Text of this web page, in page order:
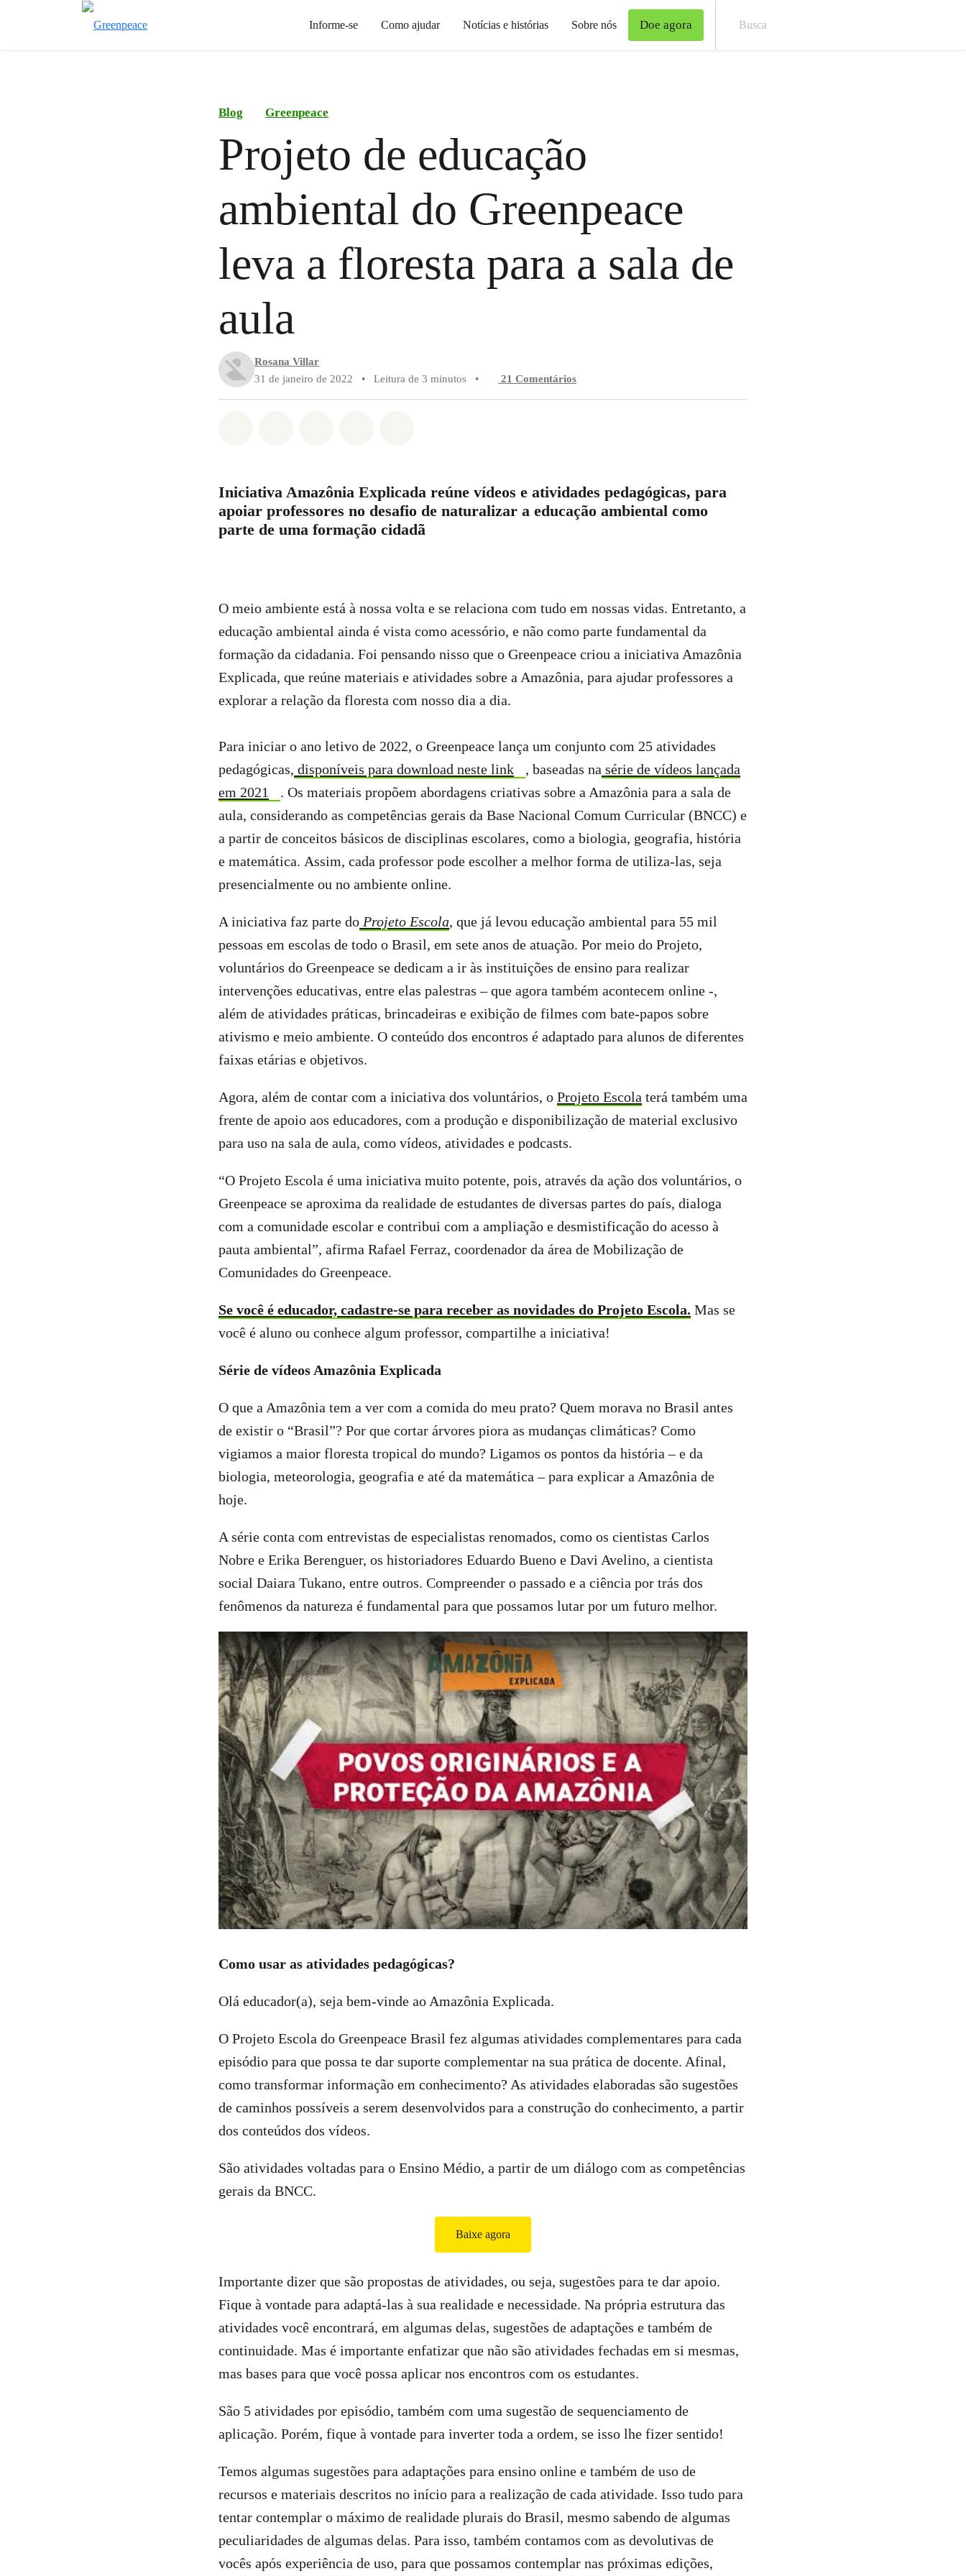
Informe-se Como ajudar Notícias e histórias Sobre nós Doe agora
Blog Greenpeace
Projeto de educação
ambiental do Greenpeace
leva a floresta para a sala de
aula
Rosana Villar
31 de janeiro de 2022
• Leitura de 3 minutos • 21 Comentários
Iniciativa Amazônia Explicada reúne vídeos e atividades pedagógicas, para
apoiar professores no desafio de naturalizar a educação ambiental como
parte de uma formação cidadã
O meio ambiente está à nossa volta e se relaciona com tudo em nossas vidas. Entretanto, a
educação ambiental ainda é vista como acessório, e não como parte fundamental da
formação da cidadania. Foi pensando nisso que o Greenpeace criou a iniciativa Amazônia
Explicada, que reúne materiais e atividades sobre a Amazônia, para ajudar professores a
explorar a relação da floresta com nosso dia a dia.
Para iniciar o ano letivo de 2022, o Greenpeace lança um conjunto com 25 atividades
pedagógicas, disponíveis para download neste link , baseadas na série de vídeos lançada
em 2021
. Os materiais propõem abordagens criativas sobre a Amazônia para a sala de
aula, considerando as competências gerais da Base Nacional Comum Curricular (BNCC) e
a partir de conceitos básicos de disciplinas escolares, como a biologia, geografia, história
e matemática. Assim, cada professor pode escolher a melhor forma de utiliza-las, seja
presencialmente ou no ambiente online.
A iniciativa faz parte do Projeto Escola, que já levou educação ambiental para 55 mil
pessoas em escolas de todo o Brasil, em sete anos de atuação. Por meio do Projeto,
voluntários do Greenpeace se dedicam a ir às instituições de ensino para realizar
intervenções educativas, entre elas palestras – que agora também acontecem online -,
além de atividades práticas, brincadeiras e exibição de filmes com bate-papos sobre
ativismo e meio ambiente. O conteúdo dos encontros é adaptado para alunos de diferentes
faixas etárias e objetivos.
Agora, além de contar com a iniciativa dos voluntários, o Projeto Escola terá também uma
frente de apoio aos educadores, com a produção e disponibilização de material exclusivo
para uso na sala de aula, como vídeos, atividades e podcasts.
“O Projeto Escola é uma iniciativa muito potente, pois, através da ação dos voluntários, o
Greenpeace se aproxima da realidade de estudantes de diversas partes do país, dialoga
com a comunidade escolar e contribui com a ampliação e desmistificação do acesso à
pauta ambiental”, afirma Rafael Ferraz, coordenador da área de Mobilização de
Comunidades do Greenpeace.
Se você é educador, cadastre-se para receber as novidades do Projeto Escola. Mas se
você é aluno ou conhece algum professor, compartilhe a iniciativa!
Série de vídeos Amazônia Explicada
O que a Amazônia tem a ver com a comida do meu prato? Quem morava no Brasil antes
de existir o “Brasil”? Por que cortar árvores piora as mudanças climáticas? Como
vigiamos a maior floresta tropical do mundo? Ligamos os pontos da história – e da
biologia, meteorologia, geografia e até da matemática – para explicar a Amazônia de
hoje.
A série conta com entrevistas de especialistas renomados, como os cientistas Carlos
Nobre e Erika Berenguer, os historiadores Eduardo Bueno e Davi Avelino, a cientista
social Daiara Tukano, entre outros. Compreender o passado e a ciência por trás dos
fenômenos da natureza é fundamental para que possamos lutar por um futuro melhor.
Como usar as atividades pedagógicas?
Olá educador(a), seja bem-vinde ao Amazônia Explicada.
O Projeto Escola do Greenpeace Brasil fez algumas atividades complementares para cada
episódio para que possa te dar suporte complementar na sua prática de docente. Afinal,
como transformar informação em conhecimento? As atividades elaboradas são sugestões
de caminhos possíveis a serem desenvolvidos para a construção do conhecimento, a partir
dos conteúdos dos vídeos.
São atividades voltadas para o Ensino Médio, a partir de um diálogo com as competências
gerais da BNCC.
Baixe agora
Importante dizer que são propostas de atividades, ou seja, sugestões para te dar apoio.
Fique à vontade para adaptá-las à sua realidade e necessidade. Na própria estrutura das
atividades você encontrará, em algumas delas, sugestões de adaptações e também de
continuidade. Mas é importante enfatizar que não são atividades fechadas em si mesmas,
mas bases para que você possa aplicar nos encontros com os estudantes.
São 5 atividades por episódio, também com uma sugestão de sequenciamento de
aplicação. Porém, fique à vontade para inverter toda a ordem, se isso lhe fizer sentido!
Temos algumas sugestões para adaptações para ensino online e também de uso de
recursos e materiais descritos no início para a realização de cada atividade. Isso tudo para
tentar contemplar o máximo de realidade plurais do Brasil, mesmo sabendo de algumas
peculiaridades de algumas delas. Para isso, também contamos com as devolutivas de
vocês após experiência de uso, para que possamos contemplar nas próximas edições,